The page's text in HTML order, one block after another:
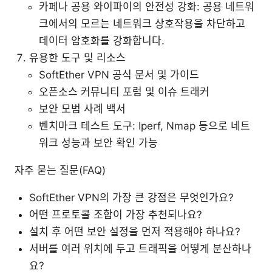
카페나 공용 와이파이의 안전성 강화: 공용 네트워
크에서의 모르는 네트워크 상호작용을 차단하고
데이터 암호화를 강화합니다.
유용한 도구 및 리소스
SoftEther VPN 공식 문서 및 가이드
오픈소스 커뮤니티 포럼 및 이슈 트래커
보안 모범 사례 백서
벤치마크 테스트 도구: Iperf, Nmap 등으로 네트
워크 성능과 보안 확인 가능
자주 묻는 질문(FAQ)
SoftEther VPN의 가장 큰 강점은 무엇인가요?
어떤 프로토콜 조합이 가장 추천되나요?
설치 후 어떤 보안 설정을 먼저 적용해야 하나요?
서버를 여러 위치에 두고 트래픽을 어떻게 분산하나
요?